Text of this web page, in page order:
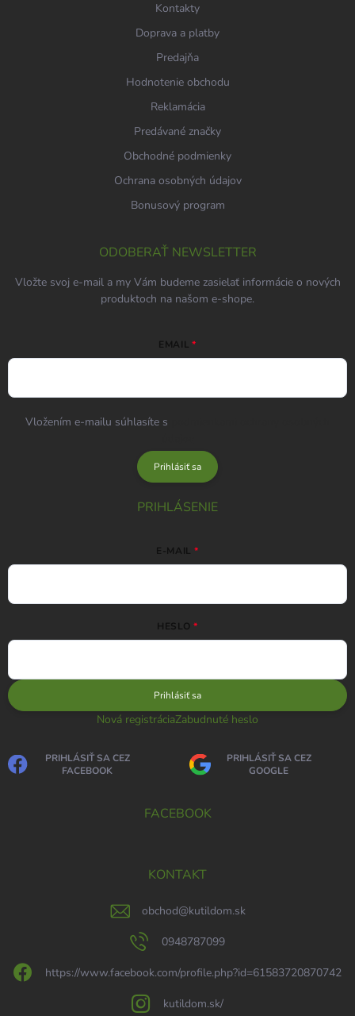
Kontakty
Doprava a platby
Predajňa
Hodnotenie obchodu
Reklamácia
Predávané značky
Obchodné podmienky
Ochrana osobných údajov
Bonusový program
ODOBERAŤ NEWSLETTER
Vložte svoj e-mail a my Vám budeme zasielať informácie o nových
produktoch na našom e-shope.
EMAIL
Vložením e-mailu súhlasíte s
Prihlásiť sa
PRIHLÁSENIE
E-MAIL
HESLO
Prihlásiť sa
Nová registráciaZabudnuté heslo
PRIHLÁSIŤ SA CEZ
FACEBOOK
PRIHLÁSIŤ SA CEZ
GOOGLE
FACEBOOK
KONTAKT
obchod@kutildom.sk
0948787099
https://www.facebook.com/profile.php?id=61583720870742
kutildom.sk/